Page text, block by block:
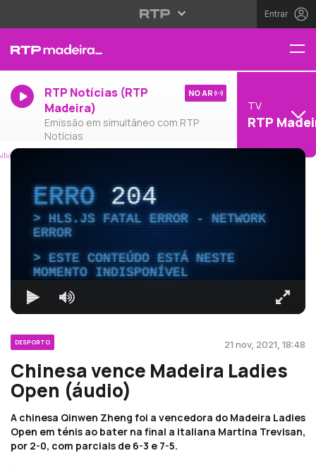
Entrar
RTP Notícias (RTP
Madeira)
Emissão em simultâneo com RTP
Notícias
NO AR
TV
RTP
ERRO204
HLS.JS FATAL ERROR - NETWORK
ERROR
ESTE CONTEÚDO ESTÁ NESTE
MOMENTO INDISPONÍVEL
DESPORTO 21 nov, 2021, 18:48
Chinesa vence Madeira Ladies
Open (áudio)
A chinesa Qinwen Zheng foi a vencedora do Madeira Ladies
Open em ténis ao bater na final a italiana Martina Trevisan,
por 2-0, com parciais de 6-3 e 7-5.